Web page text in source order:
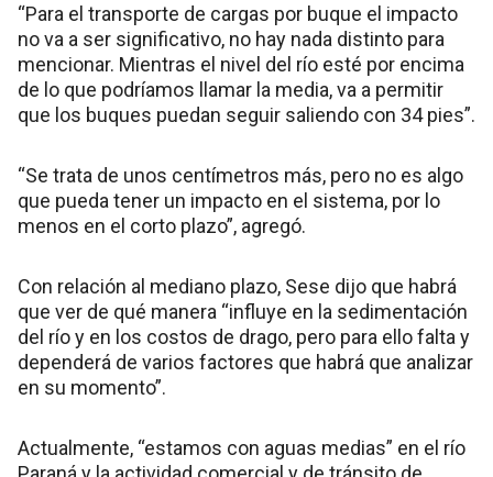
“Para el transporte de cargas por buque el impacto
no va a ser significativo, no hay nada distinto para
mencionar. Mientras el nivel del río esté por encima
de lo que podríamos llamar la media, va a permitir
que los buques puedan seguir saliendo con 34 pies”.
“Se trata de unos centímetros más, pero no es algo
que pueda tener un impacto en el sistema, por lo
menos en el corto plazo”, agregó.
Con relación al mediano plazo, Sese dijo que habrá
que ver de qué manera “influye en la sedimentación
del río y en los costos de drago, pero para ello falta y
dependerá de varios factores que habrá que analizar
en su momento”.
Actualmente, “estamos con aguas medias” en el río